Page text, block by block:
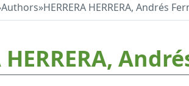
Authors»HERRERA HERRERA, Andrés
HERRERA,